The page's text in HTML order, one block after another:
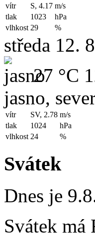
vítr S, 4.17 m/s
tlak
1023
hPa
vlhkost 29 %
středa 12.
27 °C
jasno,
vítr SV, 2.78 m/s
tlak
1024
hPa
vlhkost 24 %
Svátek
Dnes je
Svátek má